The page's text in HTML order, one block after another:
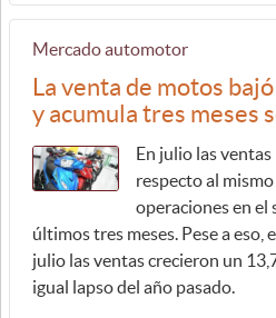
Mercado automotor
La venta de motos
y acumula tres meses
En julio las
respecto al
operaciones en el
últimos tres meses. Pese a eso,
julio las ventas crecieron un
igual lapso del año pasado.